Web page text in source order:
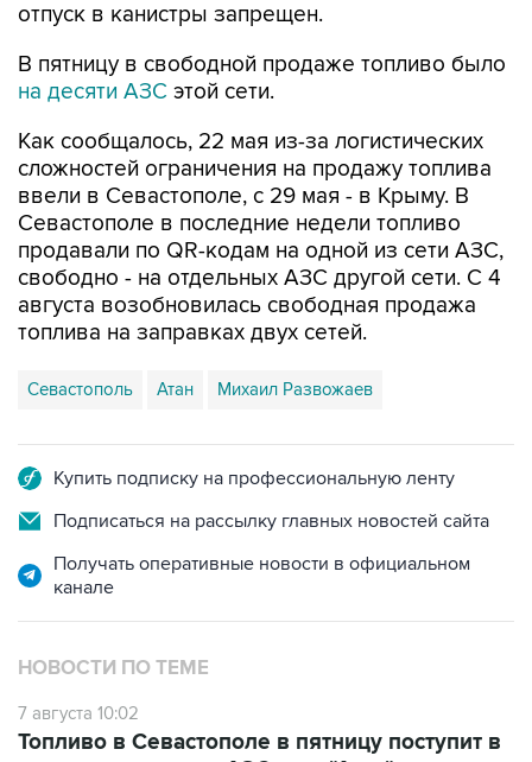
В пятницу в свободной продаже топливо было
Как сообщалось, 22 мая из-за логистических
ввели в Севастополе, с 29 мая - в Крыму. В
Севастополе в последние недели топливо
продавали по QR-кодам на одной из сети АЗС,
свободно - на отдельных АЗС другой сети. С 4
августа возобновилась свободная продажа
топлива на заправках двух сетей.
Севастополь Атан Михаил Развожаев
Подписаться на рассылку главных новостей сайта
Получать оперативные новости в официальном
НОВОСТИ ПО ТЕМЕ
7 августа 10:02
продажу на десять АЗС сети "Атан"